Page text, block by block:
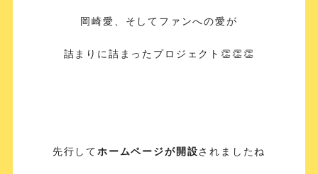
岡崎愛、そしてファンへの愛が
詰まりに詰まったプロジェクト👏👏👏
先行してホームページが開設されましたね